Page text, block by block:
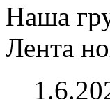
Наша
Лента